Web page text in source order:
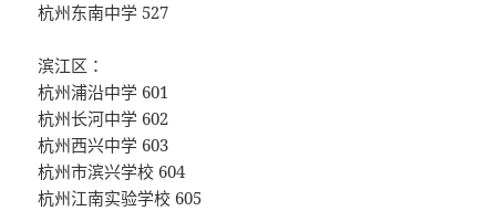
杭州东南中学 527
滨江区：
杭州浦沿中学 601
杭州长河中学 602
杭州西兴中学 603
杭州市滨兴学校 604
杭州江南实验学校 605